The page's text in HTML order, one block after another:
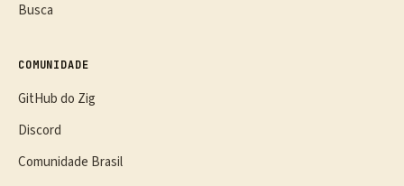
Busca
COMUNIDADE
GitHub do Zig
Discord
Comunidade Brasil